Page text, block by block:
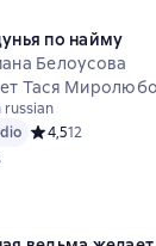
по найму
Белоусова
Тася
russian
Средний рейтинг
4,512